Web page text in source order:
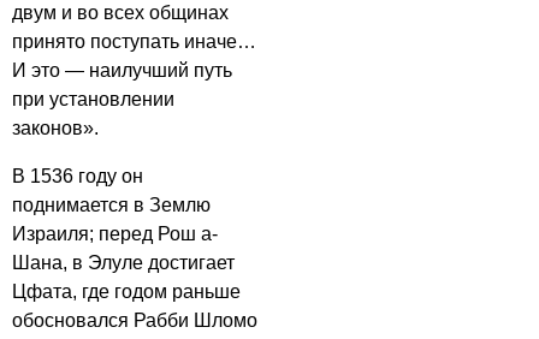
двум и во всех общинах
принято поступать иначе…
И это — наилучший путь
при установлении
законов».
В 1536 году он
поднимается в Землю
Израиля; перед Рош а-
Шана, в Элуле достигает
Цфата, где годом раньше
обосновался Рабби Шломо